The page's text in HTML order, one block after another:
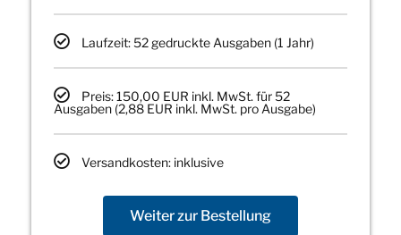
Laufzeit: 52 gedruckte Ausgaben (1 Jahr)
Preis: 150,00 EUR inkl. MwSt. für 52
Ausgaben (2,88 EUR inkl. MwSt. pro Ausgabe)
Versandkosten: inklusive
Weiter zur Bestellung